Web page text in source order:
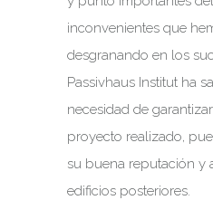
inconvenientes que
desgranando en los
Passivhaus Institut ha
necesidad de
proyecto realizado,
su buena reputación y
edificios posteriores.